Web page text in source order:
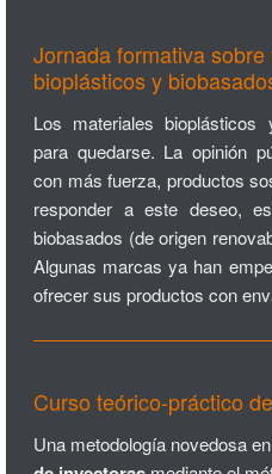
Jornada formativa
bioplásticos y
Los materiales bioplásticos
para quedarse. La opinión
con más fuerza, productos
responder a este deseo,
biobasados (de origen
Algunas marcas ya han
ofrecer sus productos con
Curso teórico-práctico
Una metodología novedosa